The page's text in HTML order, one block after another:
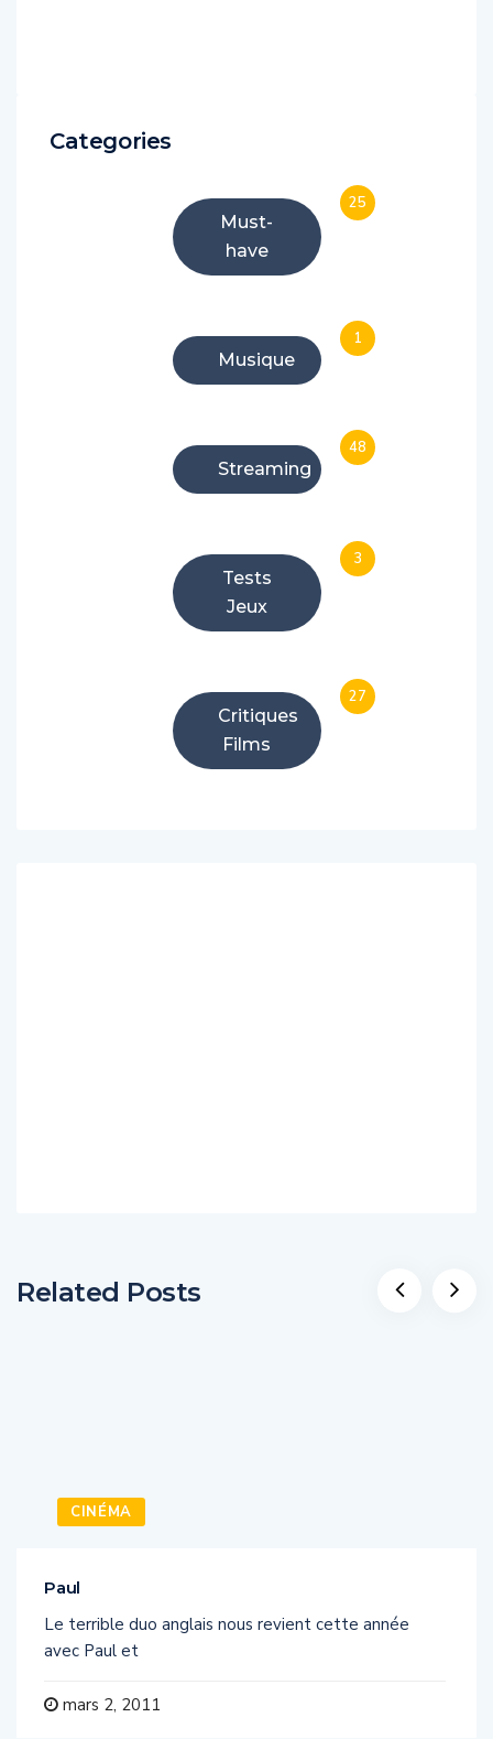
Categories
Must-
have
25
Musique
1
Streaming
48
Tests
Jeux
3
Critiques
Films
27
Related Posts
CINÉMA
Paul
Le terrible duo anglais nous revient cette année
avec Paul et
mars 2, 2011